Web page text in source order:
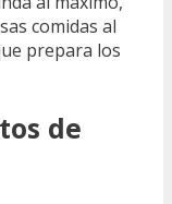
comidas al
prepara los
de